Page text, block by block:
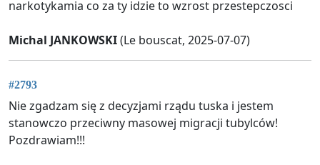
narkotykamia co za ty idzie to wzrost przestepczosci
Michal JANKOWSKI(Le bouscat, 2025-07-07)
#2793
Nie zgadzam się z decyzjami rządu tuska i jestem
stanowczo przeciwny masowej migracji tubylców!
Pozdrawiam!!!